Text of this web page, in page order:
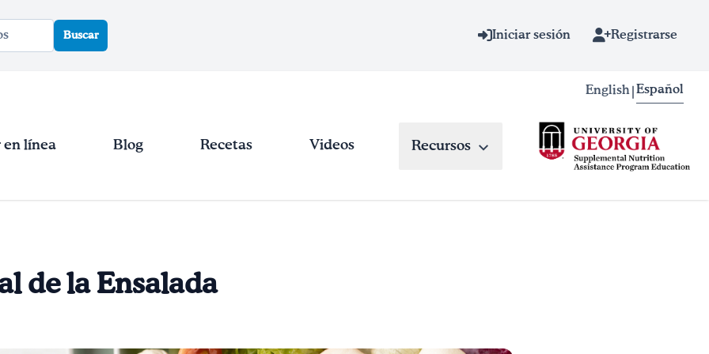
Buscar Iniciar sesión Registrarse
English Español
línea Blog Recetas Videos Recursos
de la Ensalada